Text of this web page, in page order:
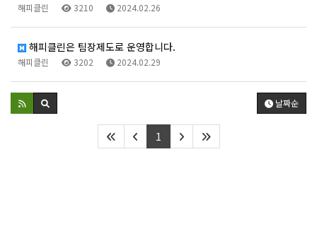
해피클린 3210 2024.02.26
해피클린은 팀장제도로 운영합니다.
해피클린 3202 2024.02.29
날짜순
1